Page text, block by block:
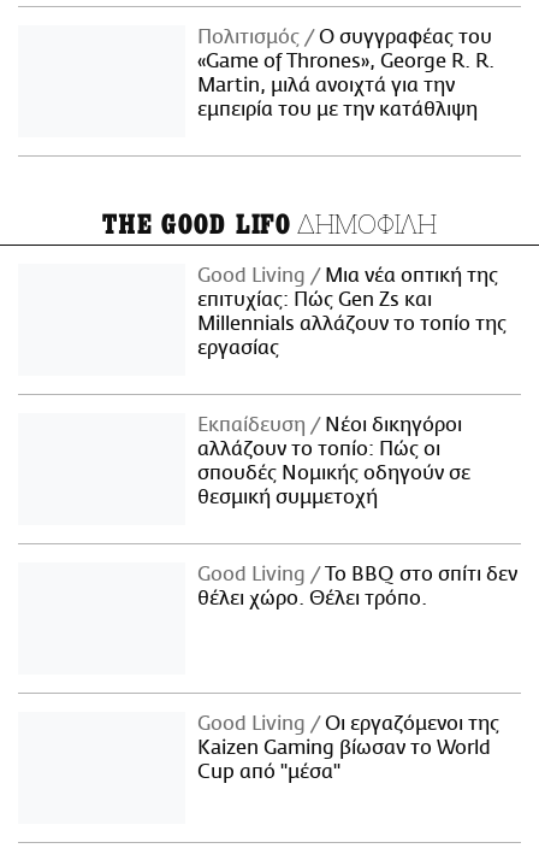
Πολιτισμός
Ο συγγραφέας του
«Game of Thrones», George R. R.
Martin, μιλά ανοιχτά για την
εμπειρία του με την κατάθλιψη
THE GOOD LIFO ΔΗΜΟΦΙΛΗ
Good Living
Μια νέα οπτική της
επιτυχίας: Πώς Gen Zs και
Millennials αλλάζουν το τοπίο της
εργασίας
Εκπαίδευση
Νέοι δικηγόροι
αλλάζουν το τοπίο: Πώς οι
σπουδές Νομικής οδηγούν σε
θεσμική συμμετοχή
Good Living
Το BBQ στο σπίτι δεν
θέλει χώρο. Θέλει τρόπο.
Good Living
Οι εργαζόμενοι της
Kaizen Gaming βίωσαν το World
Cup από "μέσα"